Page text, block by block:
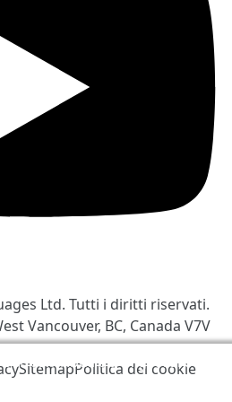
contribuire a migliorare
acconsenti alla nostra
Ltd. Tutti i diritti riservati.
Vancouver, BC, Canada V7V
SitemapPolitica dei cookie